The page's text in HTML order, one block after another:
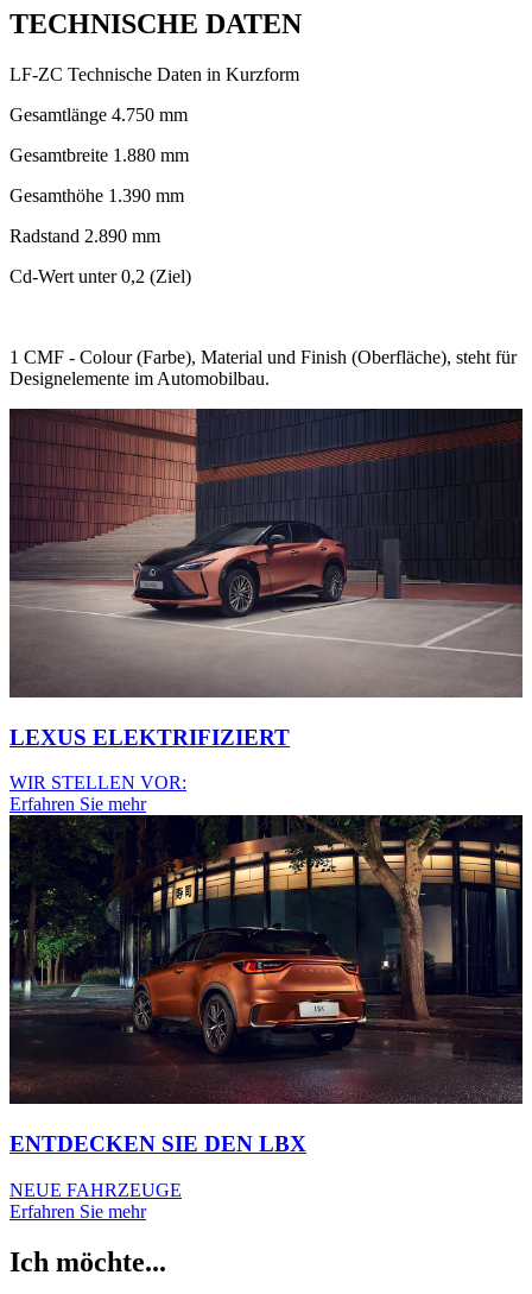
TECHNISCHE DATEN
LF-ZC Technische Daten in Kurzform
Gesamtlänge 4.750 mm
Gesamtbreite 1.880 mm
Gesamthöhe 1.390 mm
Radstand 2.890 mm
Cd-Wert unter 0,2 (Ziel)
1 CMF - Colour (Farbe), Material und Finish (Oberfläche), steht für
Designelemente im Automobilbau.
LEXUS ELEKTRIFIZIERT
WIR STELLEN VOR:
Erfahren Sie mehr
ENTDECKEN SIE DEN LBX
NEUE FAHRZEUGE
Erfahren Sie mehr
Ich möchte...